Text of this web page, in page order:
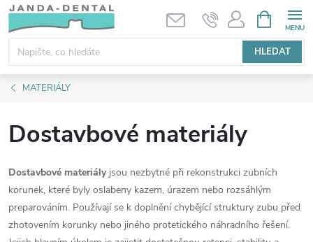
Přejít
obsah
HLEDAT
NÁKUPNÍ
KOŠÍK
MATERIÁLY
Dostavbové materiály
Dostavbové materiályjsou nezbytné při rekonstrukci zubních
korunek, které byly oslabeny kazem, úrazem nebo rozsáhlým
preparováním. Používají se k doplnění chybějící struktury zubu před
zhotovením korunky nebo jiného protetického náhradního řešení.